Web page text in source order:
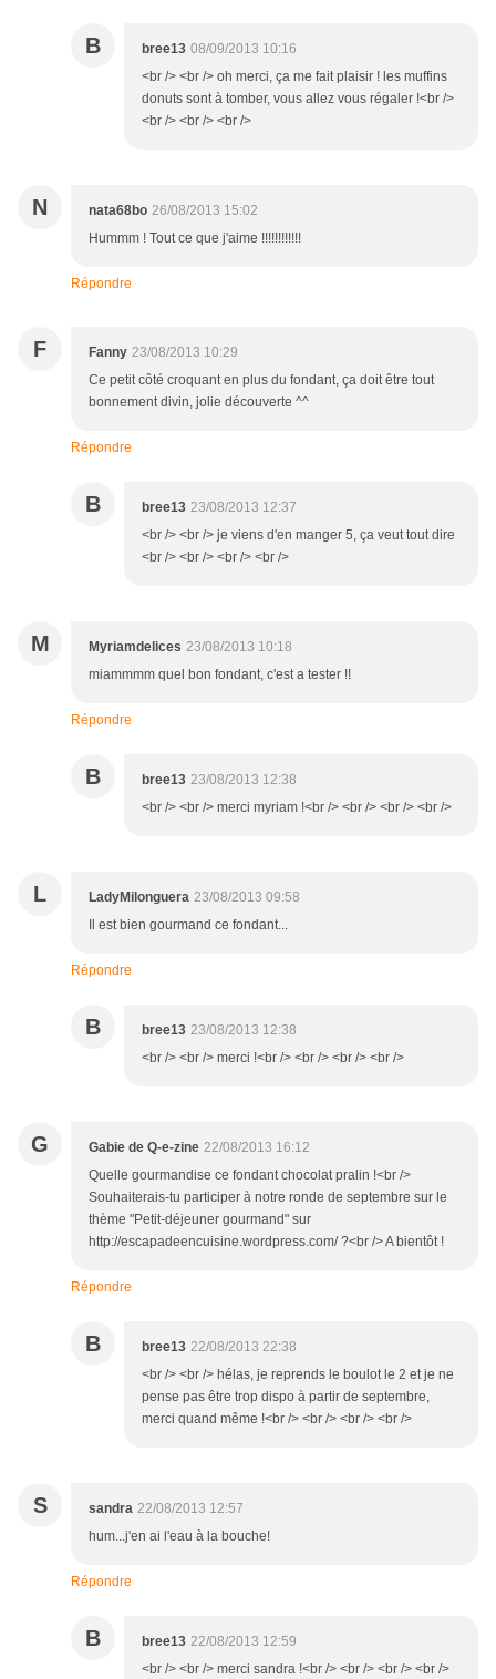
B bree13 08/09/2013 10:16
<br /> <br /> oh merci, ça me fait plaisir ! les muffins
donuts sont à tomber, vous allez vous régaler !<br />
<br /> <br /> <br />
N nata68bo 26/08/2013 15:02
Hummm ! Tout ce que j'aime !!!!!!!!!!!!
Répondre
F Fanny 23/08/2013 10:29
Ce petit côté croquant en plus du fondant, ça doit être tout
bonnement divin, jolie découverte ^^
Répondre
B bree13 23/08/2013 12:37
<br /> <br /> je viens d'en manger 5, ça veut tout dire
<br /> <br /> <br /> <br />
M Myriamdelices 23/08/2013 10:18
miammmm quel bon fondant, c'est a tester !!
Répondre
B bree13 23/08/2013 12:38
<br /> <br /> merci myriam !<br /> <br /> <br /> <br />
L LadyMilonguera 23/08/2013 09:58
Il est bien gourmand ce fondant...
Répondre
B bree13 23/08/2013 12:38
<br /> <br /> merci !<br /> <br /> <br /> <br />
G Gabie de Q-e-zine 22/08/2013 16:12
Quelle gourmandise ce fondant chocolat pralin !<br />
Souhaiterais-tu participer à notre ronde de septembre sur le
thème "Petit-déjeuner gourmand" sur
http://escapadeencuisine.wordpress.com/ ?<br /> A bientôt !
Répondre
B bree13 22/08/2013 22:38
<br /> <br /> hélas, je reprends le boulot le 2 et je ne
pense pas être trop dispo à partir de septembre,
merci quand même !<br /> <br /> <br /> <br />
S sandra 22/08/2013 12:57
hum...j'en ai l'eau à la bouche!
Répondre
B bree13 22/08/2013 12:59
<br /> <br /> merci sandra !<br /> <br /> <br /> <br />